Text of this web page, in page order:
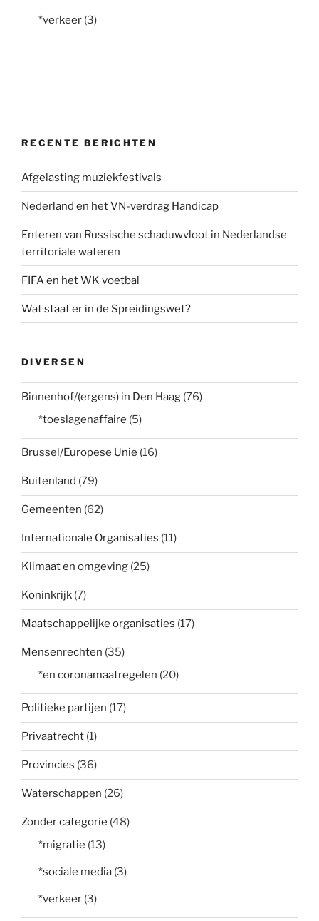
*verkeer (3)
RECENTE BERICHTEN
Afgelasting muziekfestivals
Nederland en het VN-verdrag Handicap
Enteren van Russische schaduwvloot in Nederlandse
territoriale wateren
FIFA en het WK voetbal
Wat staat er in de Spreidingswet?
DIVERSEN
Binnenhof/(ergens) in Den Haag (76)
*toeslagenaffaire (5)
Brussel/Europese Unie (16)
Buitenland (79)
Gemeenten (62)
Internationale Organisaties (11)
Klimaat en omgeving (25)
Koninkrijk (7)
Maatschappelijke organisaties (17)
Mensenrechten (35)
*en coronamaatregelen (20)
Politieke partijen (17)
Privaatrecht (1)
Provincies (36)
Waterschappen (26)
Zonder categorie (48)
*migratie (13)
*sociale media (3)
*verkeer (3)